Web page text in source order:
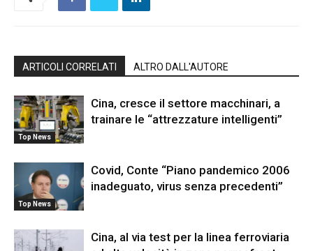
ARTICOLI CORRELATI ALTRO DALL'AUTORE
Top News
Cina, cresce il settore macchinari, a
trainare le “attrezzature intelligenti”
Top News
Covid, Conte “Piano pandemico 2006
inadeguato, virus senza precedenti”
Cina, al via test per la linea ferroviaria